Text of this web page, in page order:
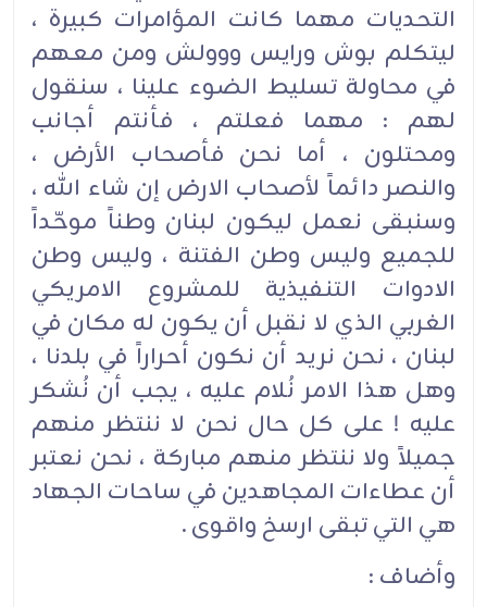
التحديات مهما كانت المؤامرات كبيرة ،
ليتكلم بوش ورايس ووولش ومن معهم
في محاولة تسليط الضوء علينا ، سنقول
لهم : مهما فعلتم ، فأنتم أجانب
ومحتلون ، أما نحن فأصحاب الأرض ،
والنصر دائماً لأصحاب الارض إن شاء الله ،
وسنبقى نعمل ليكون لبنان وطناً موحّداً
للجميع وليس وطن الفتنة ، وليس وطن
الادوات التنفيذية للمشروع الامريكي
الغربي الذي لا نقبل أن يكون له مكان في
لبنان ، نحن نريد أن نكون أحراراً في بلدنا ،
وهل هذا الامر نُلام عليه ، يجب أن نُشكر
عليه ! على كل حال نحن لا ننتظر منهم
جميلاً ولا ننتظر منهم مباركة ، نحن نعتبر
أن عطاءات المجاهدين في ساحات الجهاد
هي التي تبقى ارسخ واقوى .
وأضاف :